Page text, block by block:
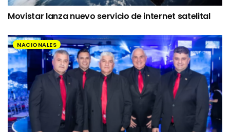
Movistar lanza nuevo servicio de internet satelital
NACIONALES